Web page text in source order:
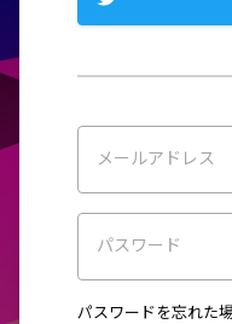
メールアドレス
パスワード
パスワードを忘れた